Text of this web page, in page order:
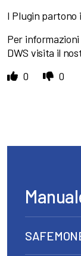
I Plugin partono
Per
DWS visita il
0
0